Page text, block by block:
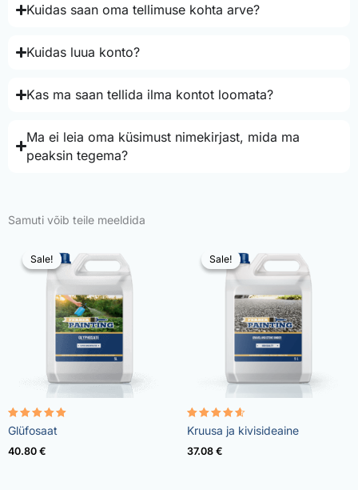
Kuidas saan oma tellimuse kohta arve?
Kuidas luua konto?
Kas ma saan tellida ilma kontot loomata?
Ma ei leia oma küsimust nimekirjast, mida ma
peaksin tegema?
Samuti võib teile meeldida
Sale!
Sale!
Rated
4.96
out of 5
Glüfosaat
40.80 €
Sale!
Sale!
Rated
4.57
out of 5
Kruusa ja kivisideaine
37.08 €